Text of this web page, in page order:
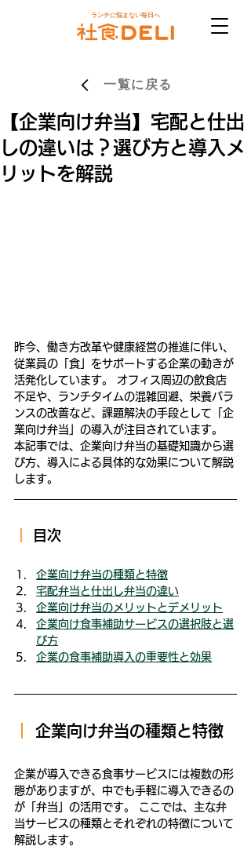
ランチに悩まない毎日へ
一覧に戻る
【企業向け弁当】宅配と仕出
しの違いは？選び方と導入メ
リットを解説
昨今、働き方改革や健康経営の推進に伴い、
従業員の「食」をサポートする企業の動きが
活発化しています。 オフィス周辺の飲食店
不足や、ランチタイムの混雑回避、栄養バラ
ンスの改善など、課題解決の手段として「企
業向け弁当」の導入が注目されています。
本記事では、企業向け弁当の基礎知識から選
び方、導入による具体的な効果について解説
します。
目次
企業向け弁当の種類と特徴
宅配弁当と仕出し弁当の違い
企業向け弁当のメリットとデメリット
企業向け食事補助サービスの選択肢と選
び方
企業の食事補助導入の重要性と効果
企業向け弁当の種類と特徴
企業が導入できる食事サービスには複数の形
態がありますが、中でも手軽に導入できるの
が「弁当」の活用です。 ここでは、主な弁
当サービスの種類とそれぞれの特徴について
解説します。